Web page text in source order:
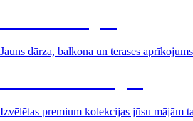
Jauns dārza, balkona un terases
Izvēlētas premium kolekcijas jūsu mājām